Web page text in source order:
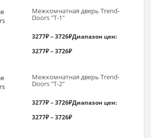
Межкомнатная дверь Trend-
Doоrs "Т-1"
3277₽–3726₽Диапазон цен:
3277₽ – 3726₽
Межкомнатная дверь Trend-
Doоrs "Т-2"
3277₽–3726₽Диапазон цен:
3277₽ – 3726₽